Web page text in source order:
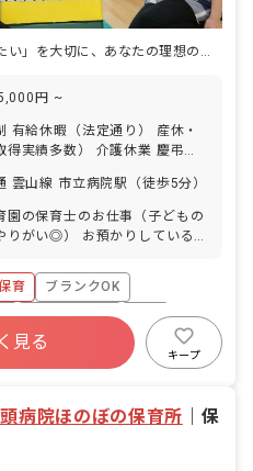
子どもの「やってみたい」を大切に、あなたの理想の保育が実現できる場所
円 ~
有給休暇（法定通り） 産休・
得実績多数） 介護休業 慶弔休
休日を付与）
雲山線 市立病院駅（徒歩5分）
園の保育士のお仕事（子どもの
りがい◎） お預かりしている子
眠・排泄・清潔・衣類の着脱等
活を通じた社会性の装着 ・行事
実行、お知らせの作成
育
ブランクOK
社会保険完備
有給
金制度
昇給昇進あり
見る
キープ
病院ほのぼの保育所
保